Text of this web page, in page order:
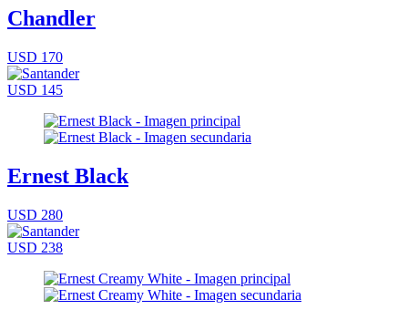
Chandler
USD 170
USD 145
Ernest Black
USD 280
USD 238